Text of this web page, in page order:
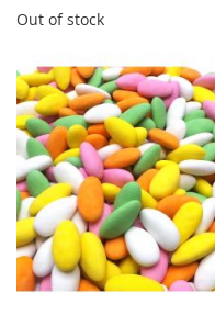
Out of stock